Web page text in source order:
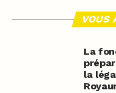
VOUS
La
la